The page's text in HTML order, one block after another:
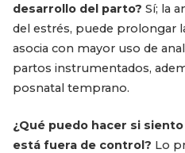
desarrollo del parto? Sí; la
del estrés, puede prolongar
asocia con mayor uso de
partos instrumentados,
posnatal temprano.
¿Qué puedo hacer si
está fuera de control? Lo